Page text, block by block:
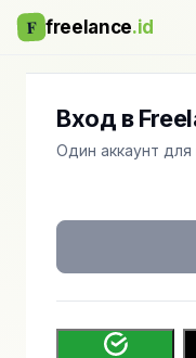
F freelance.id
Вход в
Один аккаунт